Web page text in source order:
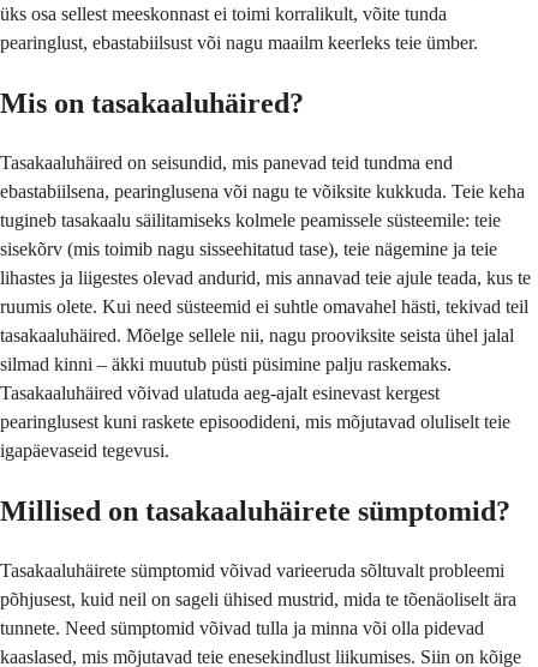
üks osa sellest meeskonnast ei toimi korralikult, võite tunda
pearinglust, ebastabiilsust või nagu maailm keerleks teie ümber.
Mis on tasakaaluhäired?
Tasakaaluhäired on seisundid, mis panevad teid tundma end
ebastabiilsena, pearinglusena või nagu te võiksite kukkuda. Teie keha
tugineb tasakaalu säilitamiseks kolmele peamissele süsteemile: teie
sisekõrv (mis toimib nagu sisseehitatud tase), teie nägemine ja teie
lihastes ja liigestes olevad andurid, mis annavad teie ajule teada, kus te
ruumis olete. Kui need süsteemid ei suhtle omavahel hästi, tekivad teil
tasakaaluhäired. Mõelge sellele nii, nagu prooviksite seista ühel jalal
silmad kinni – äkki muutub püsti püsimine palju raskemaks.
Tasakaaluhäired võivad ulatuda aeg-ajalt esinevast kergest
pearinglusest kuni raskete episoodideni, mis mõjutavad oluliselt teie
igapäevaseid tegevusi.
Millised on tasakaaluhäirete sümptomid?
Tasakaaluhäirete sümptomid võivad varieeruda sõltuvalt probleemi
põhjusest, kuid neil on sageli ühised mustrid, mida te tõenäoliselt ära
tunnete. Need sümptomid võivad tulla ja minna või olla pidevad
kaaslased, mis mõjutavad teie enesekindlust liikumises. Siin on kõige